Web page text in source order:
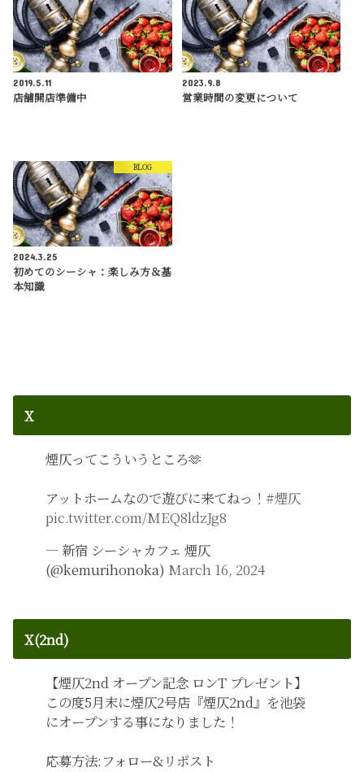
2019.5.11
店舗開店準備中
2023.9.8
営業時間の変更について
BLOG
2024.3.25
初めてのシーシャ：楽しみ方＆基
本知識
X
煙仄ってこういうところ🫶
アットホームなので遊びに来てねっ！ #煙仄
pic.twitter.com/MEQ8ldzJg8
— 新宿 シーシャカフェ 煙仄
(@kemurihonoka) March 16, 2024
X(2nd)
【煙仄2nd オープン記念 ロンT プレゼント】
この度5月末に煙仄2号店『煙仄2nd』を池袋
にオープンする事になりました！
応募方法:フォロー&リポスト